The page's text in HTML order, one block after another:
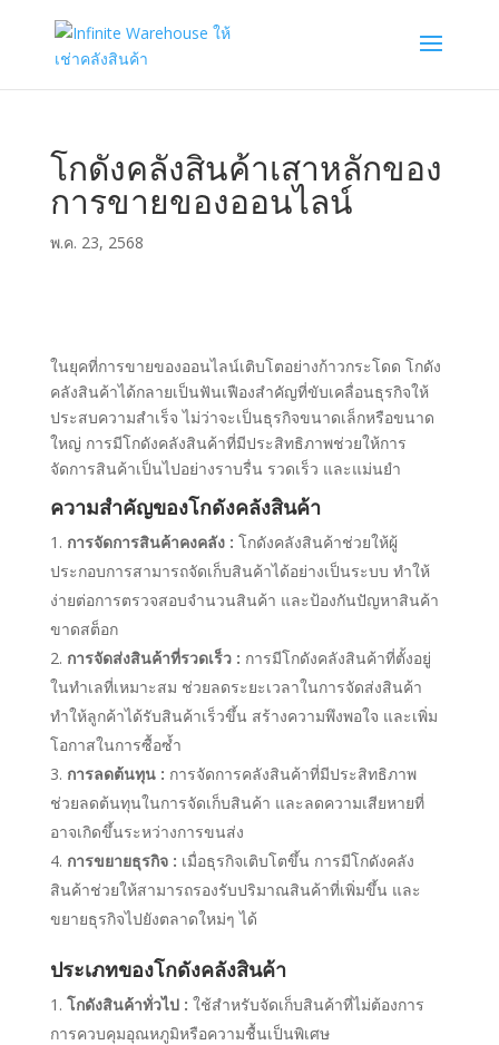
โกดังคลังสินค้าเสาหลักของ
การขายของออนไลน์
พ.ค. 23, 2568
ในยุคที่การขายของออนไลน์เติบโตอย่างก้าวกระโดด โกดัง
คลังสินค้าได้กลายเป็นฟันเฟืองสำคัญที่ขับเคลื่อนธุรกิจให้
ประสบความสำเร็จ ไม่ว่าจะเป็นธุรกิจขนาดเล็กหรือขนาด
ใหญ่ การมีโกดังคลังสินค้าที่มีประสิทธิภาพช่วยให้การ
จัดการสินค้าเป็นไปอย่างราบรื่น รวดเร็ว และแม่นยำ
ความสำคัญของโกดังคลังสินค้า
การจัดการสินค้าคงคลัง : โกดังคลังสินค้าช่วยให้ผู้
ประกอบการสามารถจัดเก็บสินค้าได้อย่างเป็นระบบ ทำให้
ง่ายต่อการตรวจสอบจำนวนสินค้า และป้องกันปัญหาสินค้า
ขาดสต็อก
การจัดส่งสินค้าที่รวดเร็ว : การมีโกดังคลังสินค้าที่ตั้งอยู่
ในทำเลที่เหมาะสม ช่วยลดระยะเวลาในการจัดส่งสินค้า
ทำให้ลูกค้าได้รับสินค้าเร็วขึ้น สร้างความพึงพอใจ และเพิ่ม
โอกาสในการซื้อซ้ำ
การลดต้นทุน : การจัดการคลังสินค้าที่มีประสิทธิภาพ
ช่วยลดต้นทุนในการจัดเก็บสินค้า และลดความเสียหายที่
อาจเกิดขึ้นระหว่างการขนส่ง
การขยายธุรกิจ : เมื่อธุรกิจเติบโตขึ้น การมีโกดังคลัง
สินค้าช่วยให้สามารถรองรับปริมาณสินค้าที่เพิ่มขึ้น และ
ขยายธุรกิจไปยังตลาดใหม่ๆ ได้
ประเภทของโกดังคลังสินค้า
โกดังสินค้าทั่วไป : ใช้สำหรับจัดเก็บสินค้าที่ไม่ต้องการ
การควบคุมอุณหภูมิหรือความชื้นเป็นพิเศษ